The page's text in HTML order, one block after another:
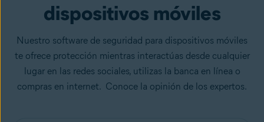
dispositivos móviles
Nuestro software de seguridad para dispositivos móviles
te ofrece protección mientras interactúas desde cualquier
lugar en las redes sociales, utilizas la banca en línea o
compras en internet. Conoce la opinión de los expertos.